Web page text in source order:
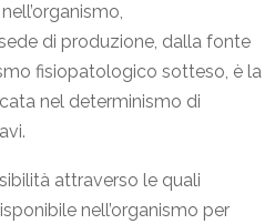
di produzione, dalla fonte
fisiopatologico sotteso, è la
nel determinismo di
attraverso le quali
nell’organismo per